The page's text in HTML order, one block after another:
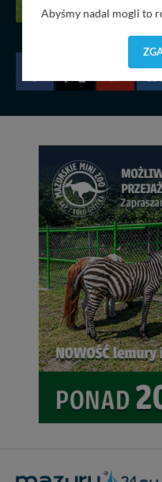
Abyśmy nadal mogli to
dostosować do Twoich
pliki cookies) będą
wyszukania, ulubione
intencji, zawsze
informacji uzyskach w
Klikając znak X lub
wyrażasz zgodę na
Nasz serwis nie
Twoich danych innym
trzecim. Wyjątkiem jest
Twoich danych jest
danych z formularza
w przypadku rezerwacji
itp). Więcej informacji o
serwisu wRegulaminie
Administratorem
Reklamowa Kreacja